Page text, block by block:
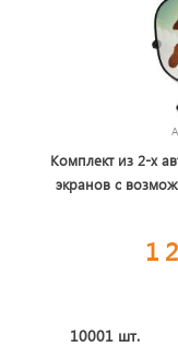
Комплект из 2-х
экранов с
1
10001 шт.